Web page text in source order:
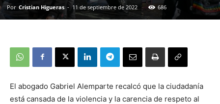
Por Cristian Higueras - 11 de septiembre de 2022 686
El abogado Gabriel Alemparte recalcó que la ciudadanía
está cansada de la violencia y la carencia de respeto al